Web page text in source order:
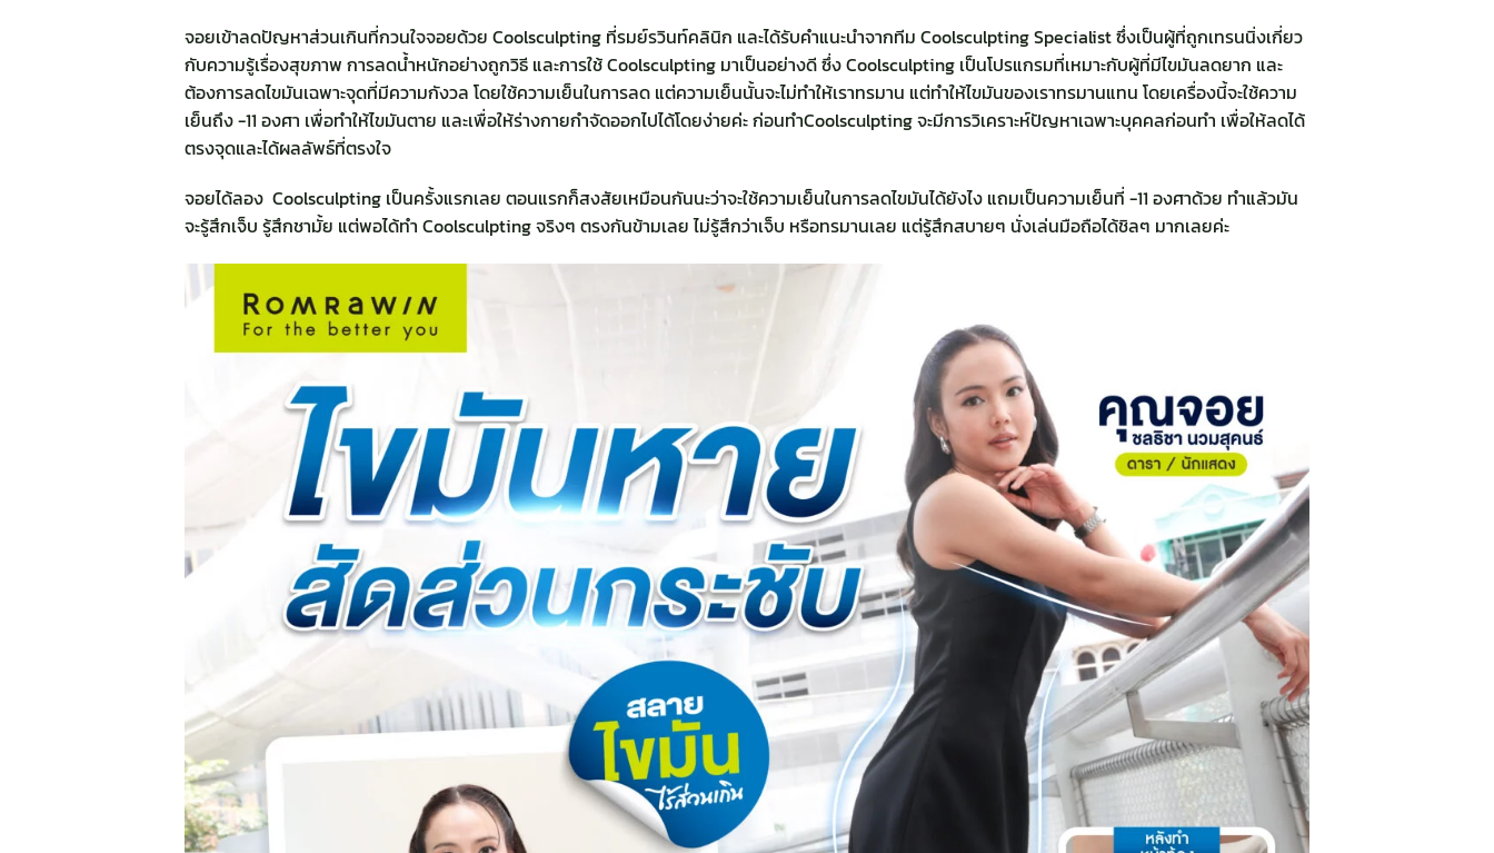
จอยเข้าลดปัญหาส่วนเกินที่กวนใจจอยด้วยCoolsculpting ที่รมย์รวินท์คลินิก และได้รับคำแนะนำจากทีม Coolsculpting Specialist ซึ่งเป็นผู้ที่ถูกเทรนนิ่งเกี่ยว
กับความรู้เรื่องสุขภาพ การลดน้ำหนักอย่างถูกวิธี และการใช้ Coolsculpting มาเป็นอย่างดี ซึ่ง Coolsculpting เป็นโปรแกรมที่เหมาะกับผู้ที่มีไขมันลดยาก และ
ต้องการลดไขมันเฉพาะจุดที่มีความกังวล โดยใช้ความเย็นในการลด แต่ความเย็นนั้นจะไม่ทำให้เราทรมาน แต่ทำให้ไขมันของเราทรมานแทน โดยเครื่องนี้จะใช้ความ
เย็นถึง -11 องศา เพื่อทำให้ไขมันตาย และเพื่อให้ร่างกายกำจัดออกไปได้โดยง่ายค่ะ ก่อนทำCoolsculpting จะมีการวิเคราะห์ปัญหาเฉพาะบุคคลก่อนทำ เพื่อให้ลดได้
ตรงจุดและได้ผลลัพธ์ที่ตรงใจ
จอยได้ลอง Coolsculpting เป็นครั้งแรกเลย ตอนแรกก็สงสัยเหมือนกันนะว่าจะใช้ความเย็นในการลดไขมันได้ยังไง แถมเป็นความเย็นที่ -11 องศาด้วย ทำแล้วมัน
จะรู้สึกเจ็บ รู้สึกชามั้ย แต่พอได้ทำ Coolsculpting จริงๆ ตรงกันข้ามเลย ไม่รู้สึกว่าเจ็บ หรือทรมานเลย แต่รู้สึกสบายๆ นั่งเล่นมือถือได้ชิลๆ มากเลยค่ะ